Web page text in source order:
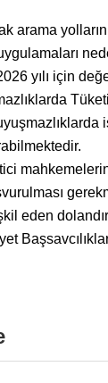
arama
yılı için
eden